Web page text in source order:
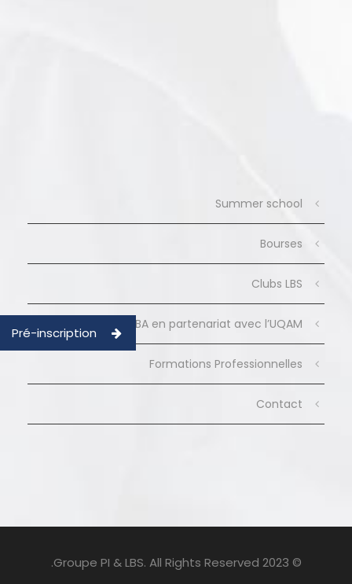
Summer school
Bourses
Clubs LBS
MBA en partenariat avec l’UQAM
Formations Professionnelles
Contact
© 2023 Groupe PI & LBS. All Rights Reserved.
Pré-inscription